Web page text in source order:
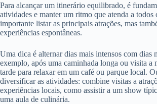
Para alcançar um itinerário equilibrado, é
atividades e manter um ritmo que atenda a todos
importante listar as principais atrações, mas
experiências espontâneas.
Uma dica é alternar dias mais intensos com dias
exemplo, após uma caminhada longa ou visita a
tarde para relaxar em um café ou parque local.
diversificar as atividades: combine visitas a
experiências locais, como assistir a um show
uma aula de culinária.